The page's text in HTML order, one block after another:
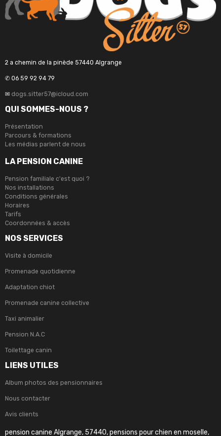
2 a chemin de la pinède 57440 Algrange
✆ 06 59 92 94 79
✉ dogs.sitter57@icloud.com
QUI SOMMES-NOUS ?
Présentation
Parcours & formations
Les médias parlent de nous
LA PENSION CANINE
Pension familiale c'est quoi ?
Nos installations
Conditions générales
Horaires
Tarifs
Coordonnées & accès
NOS SERVICES
Visite à domicile
Promenade quotidienne
Adaptation chiot
Promenade canine collective
Taxi animalier
Pension N.A.C
Toilettage canin
LIENS UTILES
Album photos des pensionnaires
Nous contacter
Avis clients
pension canine Algrange, 57440, pensions pour chien en moselle,